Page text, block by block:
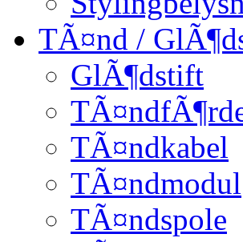
TÃ¤nd /
GlÃ¶dstift
TÃ¤ndkabel
TÃ¤ndmodul
TÃ¤ndspole